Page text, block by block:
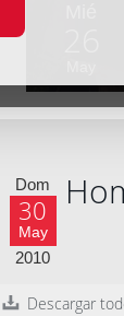
Dom
30
May
2010
Descargar